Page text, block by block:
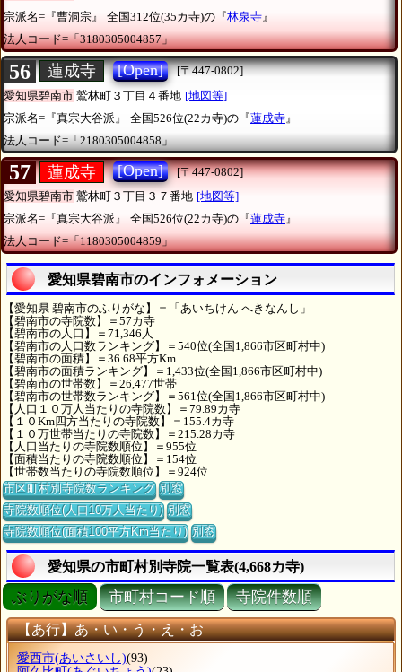
宗派名=『曹洞宗』
全国312位(35カ寺)の『林泉寺』
法人コード=「3180305004857」
56 蓮成寺 [Open]
[〒447-0802]
愛知県碧南市 鷲林町３丁目４番地 [地図等]
宗派名=『真宗大谷派』
全国526位(22カ寺)の『蓮成寺 』
法人コード=「2180305004858」
57 蓮成寺 [Open]
[〒447-0802]
愛知県碧南市 鷲林町３丁目３７番地 [地図等]
宗派名=『真宗大谷派』
全国526位(22カ寺)の『蓮成寺』
法人コード=「1180305004859」
愛知県碧南市のインフォメーション
【愛知県 碧南市のふりがな】＝「あいちけん へきなんし」
【碧南市の寺院数】＝57カ寺
【碧南市の人口】＝71,346人
【碧南市の人口数ランキング】＝540位(全国1,866市区町村中)
【碧南市の面積】＝36.68平方Km
【碧南市の面積ランキング】＝1,433位(全国1,866市区町村中)
【碧南市の世帯数】＝26,477世帯
【碧南市の世帯数ランキング】＝561位(全国1,866市区町村中)
【人口１０万人当たりの寺院数】＝79.89カ寺
【１０Km四方当たりの寺院数】＝155.4カ寺
【１０万世帯当たりの寺院数】＝215.28カ寺
【人口当たりの寺院数順位】＝955位
【面積当たりの寺院数順位】＝154位
【世帯数当たりの寺院数順位】＝924位
市区町村別寺院数ランキング 別窓
寺院数順位(人口10万人当たり) 別窓
寺院数順位(面積100平方Km当たり) 別窓
愛知県の市町村別寺院一覧表(4,668カ寺)
ぶりがな順 市町村コード順 寺院件数順
【あ行】あ・い・う・え・お
愛西市(あいさいし)(93)